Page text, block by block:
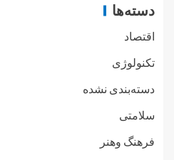
دسته‌ها
اقتصاد
تکنولوژی
دسته‌بندی نشده
سلامتی
فرهنگ وهنر